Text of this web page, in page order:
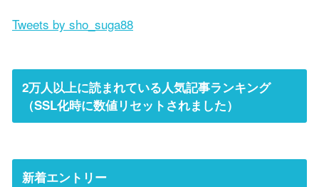
Tweets by sho_suga88
2万人以上に読まれている人気記事ランキング
（SSL化時に数値リセットされました）
新着エントリー